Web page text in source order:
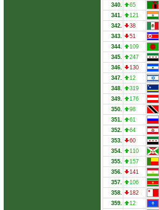
340. 65
341. 121
342. 38
343. 51
344. 109
345. 247
346. 130
347. 12
348. 319
349. 176
350. 98
351. 61
352. 64
353. 60
354. 110
355. 157
356. 141
357. 106
358. 182
359. 12